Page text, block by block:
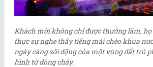
Khách mời không chỉ được thưởng lãm,
thực sự nghe thấy tiếng mái chèo khua
ngày càng sôi động của một vùng đất trù
hình từ dòng chảy.